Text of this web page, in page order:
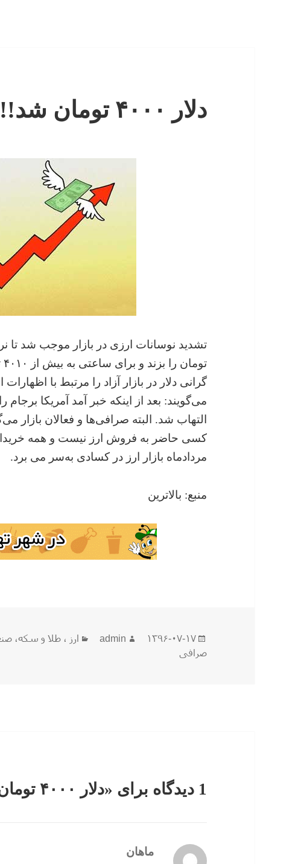
دلار ۴۰۰۰ تومان شد!!
گرانی دلار در بازار آزاد را مرتبط با
می‌گویند: بعد از اینکه خبر آمد آمریکا برجام
التهاب شد. البته صرافی‌ها و فعالان بازار
کسی حاضر به فروش ارز نیست و همه خریدار
مردادماه بازار ارز در کسادی به‌سر می‌ برد.
منبع: بالاترین
ارسال
شده
۱۳۹۶-۰۷-۱۷ نویسنده
admin دسته‌ها
ارز ، طلا و سکه،
صرافی
1 دیدگاه برای «دلار ۴۰۰۰ تومان شد!!»
ماهان